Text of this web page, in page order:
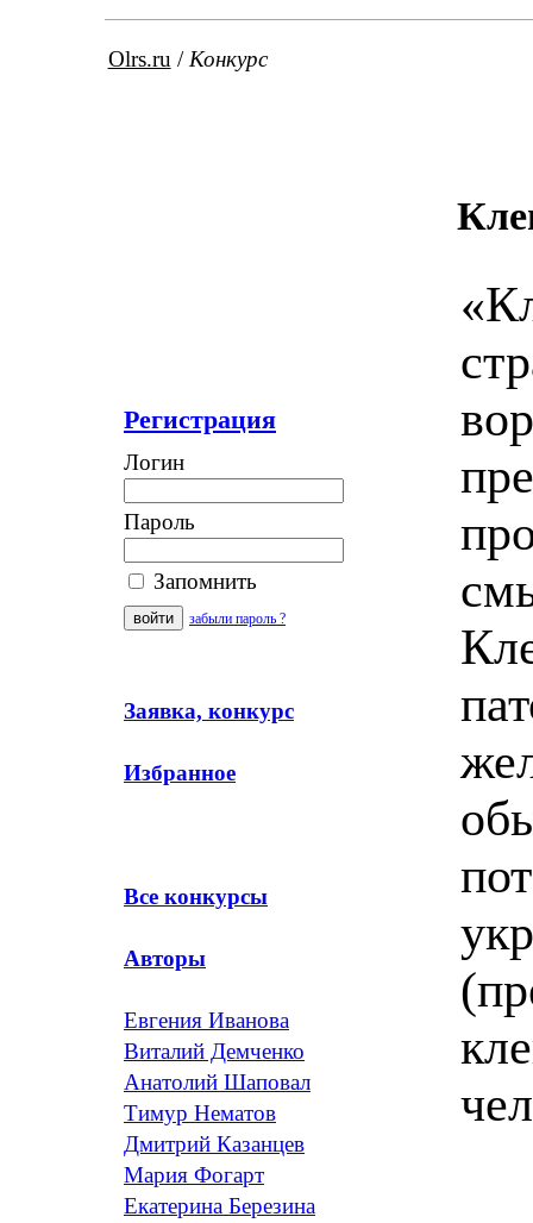
Olrs.ru / Конкурс
Регистрация
Логин
Пароль
Запомнить
забыли пароль ?
Заявка, конкурс
Избранное
Все конкурсы
Авторы
Евгения Иванова
Виталий Демченко
Анатолий Шаповал
Тимур Нематов
Дмитрий Казанцев
Мария Фогарт
Екатерина Березина